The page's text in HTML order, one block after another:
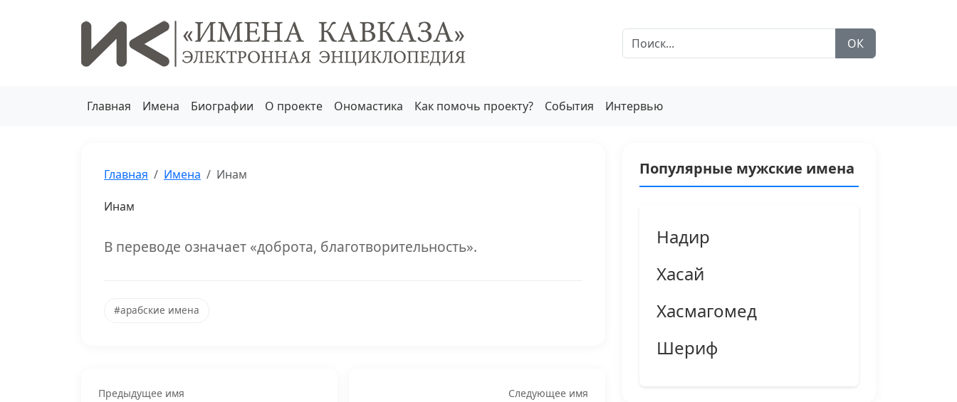
ОК
Главная Имена Биографии О проекте Ономастика Как помочь проекту? События Интервью
Главная Имена Инам
Инам
В переводе означает «доброта, благотворительность».
#арабские имена
Предыдущее имя Следующее имя
Популярные мужские имена
Надир
Хасай
Хасмагомед
Шериф